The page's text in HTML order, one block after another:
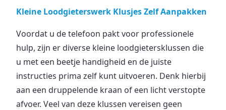
Kleine Loodgieterswerk Klusjes Zelf Aanpakken
Voordat u de telefoon pakt voor professionele
hulp, zijn er diverse kleine loodgietersklussen die
u met een beetje handigheid en de juiste
instructies prima zelf kunt uitvoeren. Denk hierbij
aan een druppelende kraan of een licht verstopte
afvoer. Veel van deze klussen vereisen geen